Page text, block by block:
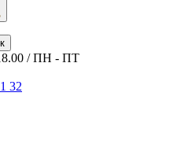
/ ПН - ПТ
32